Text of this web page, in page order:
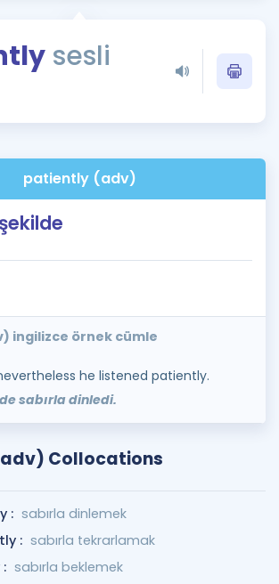
Takvimi
sesli
patiently (adv)
ingilizce örnek cümle
he listened patiently.
sabırla dinledi.
Collocations
: sabırla dinlemek
: sabırla tekrarlamak
sabırla beklemek